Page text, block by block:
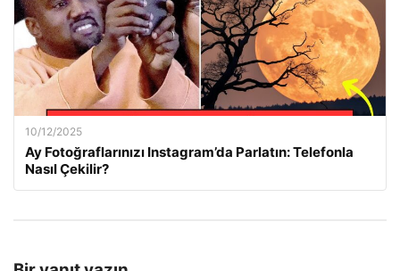
10/12/2025
Ay Fotoğraflarınızı Instagram’da Parlatın: Telefonla
Nasıl Çekilir?